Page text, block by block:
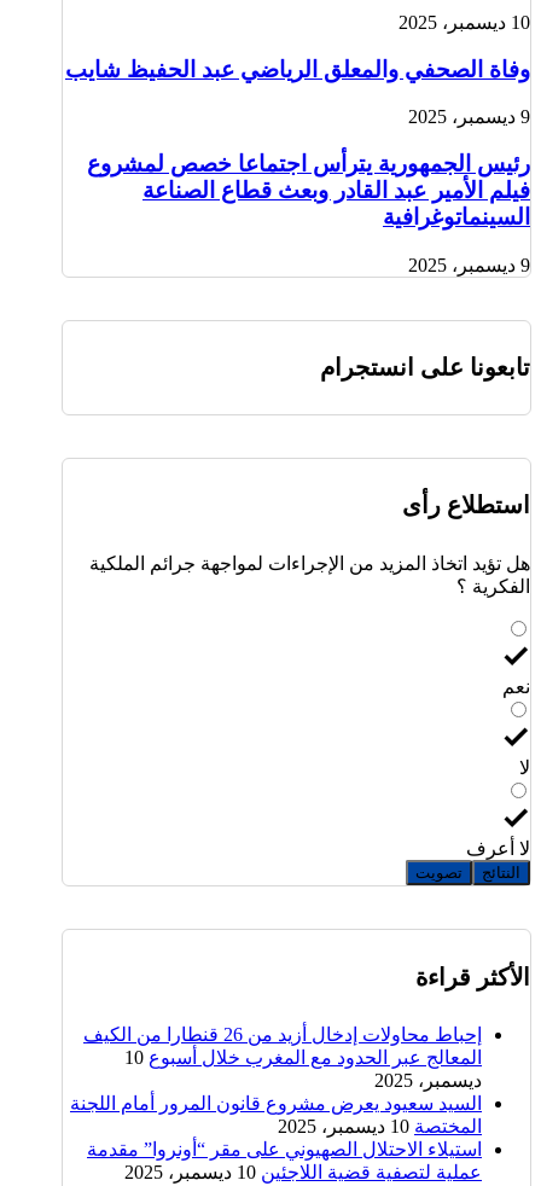
10 ديسمبر، 2025
وفاة الصحفي والمعلق الرياضي عبد الحفيظ شايب
9 ديسمبر، 2025
رئيس الجمهورية يترأس اجتماعا خصص لمشروع
فيلم الأمير عبد القادر وبعث قطاع الصناعة
السينماتوغرافية
9 ديسمبر، 2025
تابعونا على انستجرام
استطلاع رأى
هل تؤيد اتخاذ المزيد من الإجراءات لمواجهة جرائم الملكية
الفكرية ؟
نعم
لا
لا أعرف
النتائج تصويت
الأكثر قراءة
إحباط محاولات إدخال أزيد من 26 قنطارا من الكيف
المعالج عبر الحدود مع المغرب خلال أسبوع 10
ديسمبر، 2025
السيد سعيود يعرض مشروع قانون المرور أمام اللجنة
المختصة 10 ديسمبر، 2025
استيلاء الاحتلال الصهيوني على مقر “أونروا” مقدمة
عملية لتصفية قضية اللاجئين 10 ديسمبر، 2025